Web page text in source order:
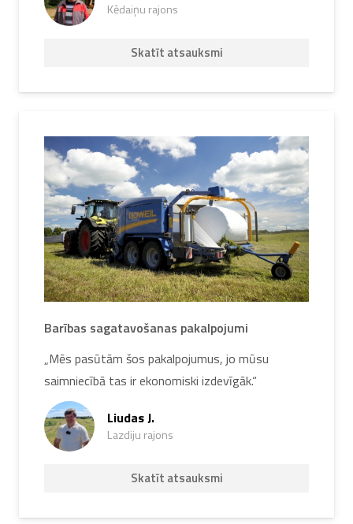
Kēdaiņu rajons
Skatīt atsauksmi
Barības sagatavošanas pakalpojumi
„Mēs pasūtām šos pakalpojumus, jo mūsu
saimniecībā tas ir ekonomiski izdevīgāk.“
Liudas J.
Lazdiju rajons
Skatīt atsauksmi